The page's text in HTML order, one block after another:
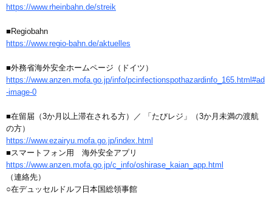
https://www.rheinbahn.de/streik
■Regiobahn
https://www.regio-bahn.de/aktuelles
■外務省海外安全ホームページ（ドイツ）
https://www.anzen.mofa.go.jp/info/pcinfectionspothazardinfo_165.html#ad
-image-0
■在留届（3か月以上滞在される方）／ 「たびレジ」（3か月未満の渡航
の方）
https://www.ezairyu.mofa.go.jp/index.html
■スマートフォン用 海外安全アプリ
https://www.anzen.mofa.go.jp/c_info/oshirase_kaian_app.html
（連絡先）
○在デュッセルドルフ日本国総領事館